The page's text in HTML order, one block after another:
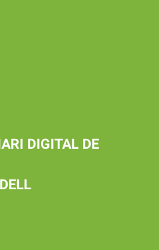
DIGITAL DE